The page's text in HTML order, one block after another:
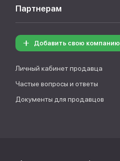
Партнерам
Добавить свою компанию
Личный кабинет продавца
Частые вопросы и ответы
Документы для продавцов